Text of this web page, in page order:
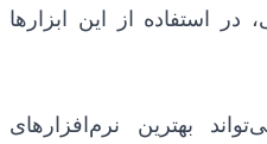
استفاده از این ابزارها
بهترین نرم‌افزارهای